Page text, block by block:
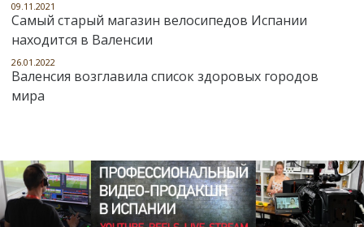
09.11.2021
Самый старый магазин велосипедов Испании
находится в Валенсии
26.01.2022
Валенсия возглавила список здоровых городов
мира